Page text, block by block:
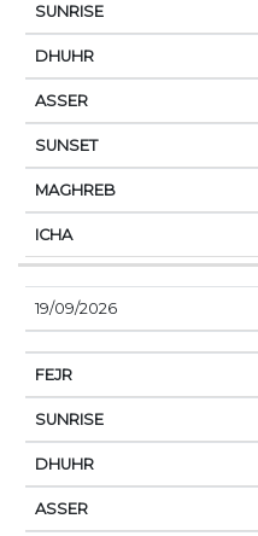
19/09/2026